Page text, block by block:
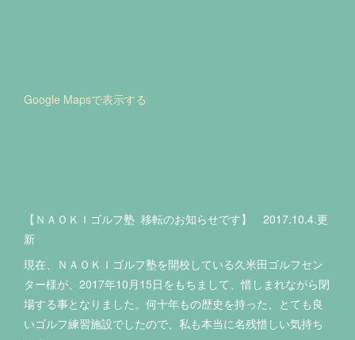
Google Mapsで表示する
【ＮＡＯＫＩゴルフ塾 移転のお知らせです】 2017.10.4.更
新
現在、ＮＡＯＫＩゴルフ塾を開校している久米田ゴルフセン
ター様が、2017年10月15日をもちまして、惜しまれながら閉
場する事となりました。何十年もの歴史を持った、とても良
いゴルフ練習施設でしたので、私も本当に名残惜しい気持ち